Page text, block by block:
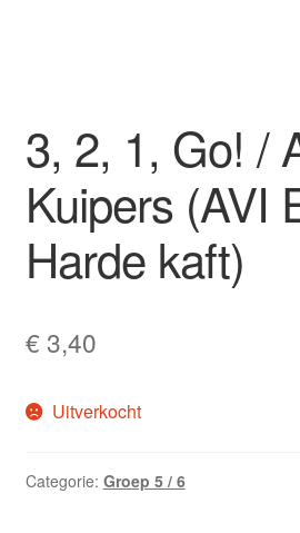
3, 2, 1, Go! /
Kuipers (AVI
Harde kaft)
€ 3,40
Uitverkocht
Categorie: Groep 5 / 6